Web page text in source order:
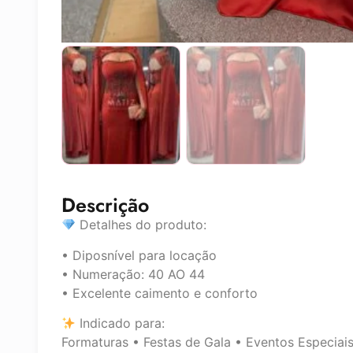
Descrição
Detalhes do produto:
• Diposnível para locação
• Numeração: 40 AO 44
• Excelente caimento e conforto
Indicado para:
Formaturas • Festas de Gala • Eventos Especiais